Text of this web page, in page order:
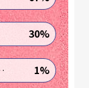
不純正」，
他最初的夢想
歷少年維特式
30%
詐騙集團!?》 1%